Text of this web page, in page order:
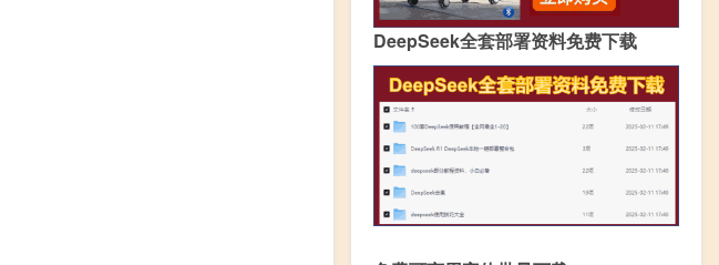
DeepSeek全套部署资料免费下载